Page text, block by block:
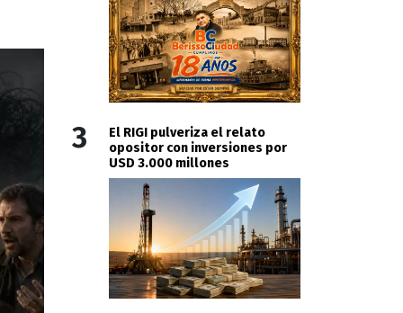
3
El RIGI pulveriza el relato
opositor con inversiones por
USD 3.000 millones